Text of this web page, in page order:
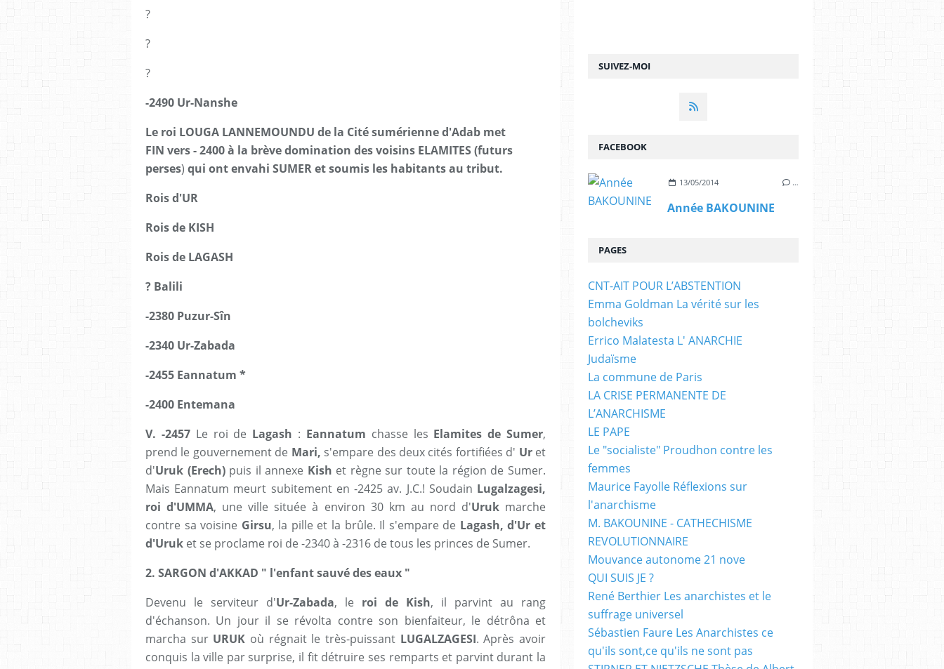
?
?
?
-2490 Ur-Nanshe
Le roi LOUGA LANNEMOUNDU de la Cité sumérienne d'Adab met
FIN vers - 2400 à la brève domination des voisins ELAMITES (futurs
perses) qui ont envahi SUMER et soumis les habitants au tribut.
Rois d'UR
Rois de KISH
Rois de LAGASH
? Balili
-2380 Puzur-Sîn
-2340 Ur-Zabada
-2455 Eannatum *
-2400 Entemana
V. -2457Le roi de Lagash : Eannatum chasse les Elamites de Sumer,
prend le gouvernement de Mari, s'empare des deux cités fortifiées d' Ur et
d'Uruk (Erech)puis il annexe Kish et règne sur toute la région de Sumer.
Mais Eannatum meurt subitement en -2425 av. J.C.! Soudain Lugalzagesi,
roi d'UMMA, une ville située à environ 30 km au nord d'Urukmarche
contre sa voisine Girsu, la pille et la brûle. Il s'empare de Lagash, d'Ur et
d'Uruk et se proclame roi de -2340 à -2316 de tous les princes de Sumer.
2. SARGON d'AKKAD " l'enfant sauvé des eaux "
Devenu le serviteur d'Ur-Zabada, le roi de Kish, il parvint au rang
d'échanson. Un jour il se révolta contre son bienfaiteur, le détrôna et
marcha sur URUK où régnait le très-puissant LUGALZAGESI. Après avoir
conquis la ville par surprise, il fit détruire ses remparts et parvint durant la
SUIVEZ-MOI
FACEBOOK
13/05/2014 …
Année BAKOUNINE
PAGES
CNT-AIT POUR L’ABSTENTION
Emma Goldman La vérité sur les
bolcheviks
Errico Malatesta L' ANARCHIE
Judaïsme
La commune de Paris
LA CRISE PERMANENTE DE
L’ANARCHISME
LE PAPE
Le "socialiste" Proudhon contre les
femmes
Maurice Fayolle Réflexions sur
l'anarchisme
M. BAKOUNINE - CATHECHISME
REVOLUTIONNAIRE
Mouvance autonome 21 nove
QUI SUIS JE ?
René Berthier Les anarchistes et le
suffrage universel
Sébastien Faure Les Anarchistes ce
qu'ils sont,ce qu'ils ne sont pas